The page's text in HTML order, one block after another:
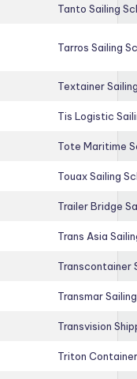
Tanto Sailing
Tarros Sailing
Textainer
Tis Logistic
Tote Maritime
Touax Sailing
Trailer Bridge
Trans Asia
Transcontainer
Transmar
Transvision
Triton